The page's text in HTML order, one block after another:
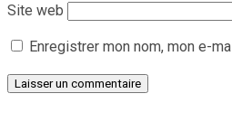
Site web
Enregistrer mon nom, mon e-